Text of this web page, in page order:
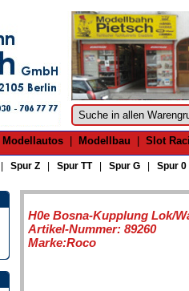
Modellautos Modellbau Slot
Spur Z Spur TT| Spur G Spur 0
H0e Bosna-Kupplung Lok/
Artikel-Nummer: 89260
Marke:Roco